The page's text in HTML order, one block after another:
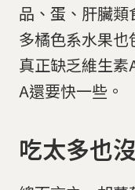
品、蛋、肝臟
多橘色系水果
真正缺乏維生
A還要快一些。
吃太多也